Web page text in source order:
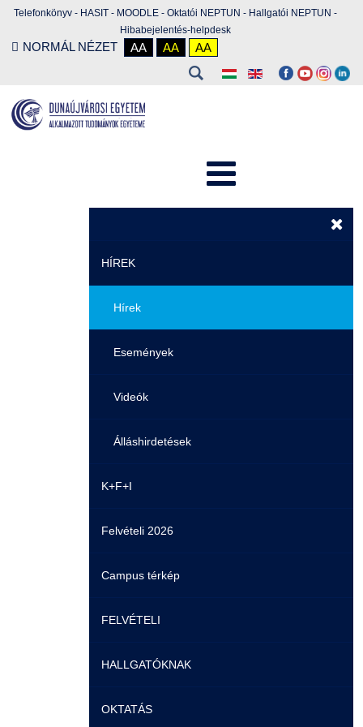
Telefonkönyv - HASIT - MOODLE - Oktatói NEPTUN - Hallgatói NEPTUN -
Hibabejelentés-helpdesk
NORMÁL NÉZET AA AA AA
HÍREK
Hírek
Események
Videók
Álláshirdetések
K+F+I
Felvételi 2026
Campus térkép
FELVÉTELI
Pontozási rendszer szabályai
Felvetteknek
HALLGATÓKNAK
Képzéseink
OKTATÁS